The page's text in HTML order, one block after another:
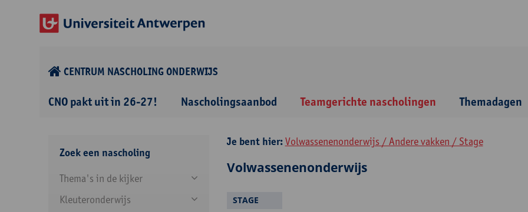
CENTRUM NASCHOLING ONDERWIJS
CNO pakt uit in 26-27! Nascholingsaanbod Teamgerichte nascholingen Themadagen
Zoek een nascholing
Thema's in de kijker
Kleuteronderwijs
Je bent hier: Volwassenenonderwijs / Andere vakken / Stage
Volwassenenonderwijs
STAGE